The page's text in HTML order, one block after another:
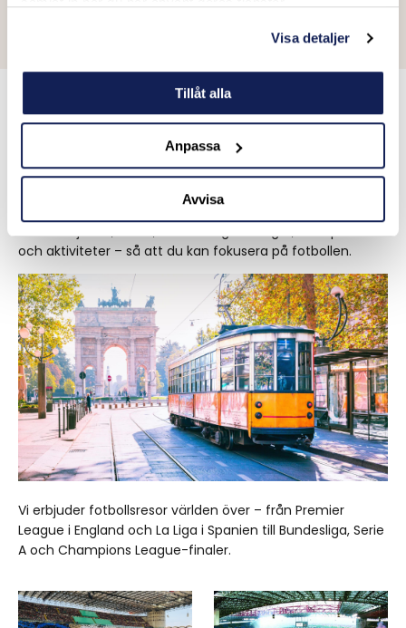
Visa detaljer
Tillåt alla
Anpassa
Avvisa
italiensk trattoria.
Skräddarsy din fotbollsresa med oss
Oavsett om du vill uppleva Derby della Madonnina, en
Champions League-kväll på San Siro eller en viktig Serie
ordnar biljetter, hotell, restaurangbokningar, transporter
och aktiviteter – så att du kan fokusera på fotbollen.
Vi erbjuder fotbollsresor världen över – från Premier
League i England och La Liga i Spanien till Bundesliga, Serie
A och Champions League-finaler.